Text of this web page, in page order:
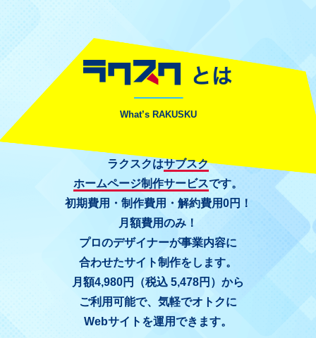
What’s RAKUSKU
ラクスクはサブスク
ホームページ制作サービスです。
初期費用・制作費用・解約費用0円！
月額費用のみ！
プロのデザイナーが事業内容に
合わせたサイト制作をします。
月額4,980円（税込 5,478円）から
ご利用可能で、気軽でオトクに
Webサイトを運用できます。